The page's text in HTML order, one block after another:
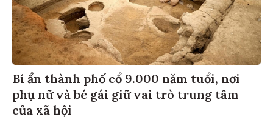
Bí ẩn thành phố cổ 9.000 năm tuổi, nơi
phụ nữ và bé gái giữ vai trò trung tâm
của xã hội